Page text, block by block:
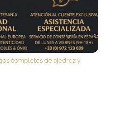
completos de ajedrez y